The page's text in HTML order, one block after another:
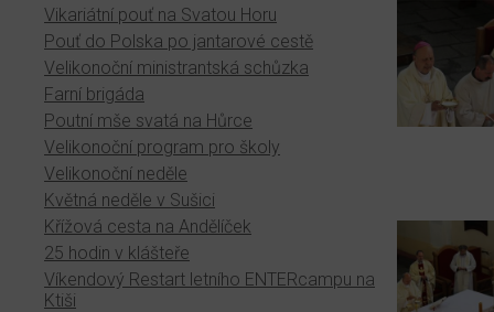
Vikariátní pouť na Svatou Horu
Pouť do Polska po jantarové cestě
Velikonoční ministrantská schůzka
Farní brigáda
Poutní mše svatá na Hůrce
Velikonoční program pro školy
Velikonoční neděle
Květná neděle v Sušici
Křížová cesta na Andělíček
25 hodin v klášteře
Víkendový Restart letního ENTERcampu na
Ktiši